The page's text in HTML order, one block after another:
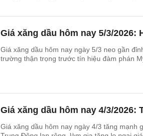
Giá xăng dầu hôm nay 5/3/2026:
Giá xăng dầu hôm nay ngày 5/3 neo gần
trường thận trọng trước tín hiệu đàm phán
Giá xăng dầu hôm nay 4/3/2026:
Giá xăng dầu hôm nay ngày 4/3 tăng mạnh